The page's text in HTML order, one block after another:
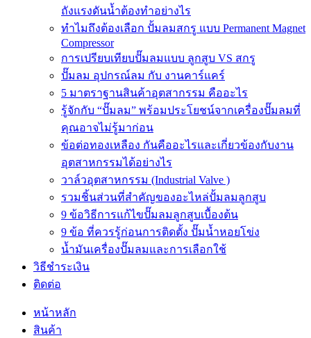
ถังแรงดันน้ำต้องทำอย่างไร
ทำไมถึงต้องเลือก ปั้มลมสกรู แบบ Permanent Magnet
Compressor
การเปรียบเทียบปั๊มลมแบบ ลูกสูบ VS สกรู
ปั๊มลม อุปกรณ์ลม กับ งานคาร์แคร์
5 มาตราฐานสินค้าอุตสากรรม คืออะไร
รู้จักกับ “ปั๊มลม” พร้อมประโยชน์จากเครื่องปั๊มลมที่
คุณอาจไม่รู้มาก่อน
ข้อต่อทองเหลือง กันคืออะไรและเกี่ยวข้องกับงาน
อุตสาหกรรมได้อย่างไร
วาล์วอุตสาหกรรม (Industrial Valve )
รวมชิ้นส่วนที่สำคัญของอะไหล่ปั้มลมลูกสูบ
9 ข้อวิธีการแก้ไขปั๊มลมลูกสูบเบื้องต้น
9 ข้อ ที่ควรรู้ก่อนการติดตั้ง ปั๊มน้ำหอยโข่ง
น้ำมันเครื่องปั๊มลมและการเลือกใช้
วิธีชำระเงิน
ติดต่อ
หน้าหลัก
สินค้า